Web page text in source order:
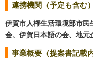
連携機関（予定も含む）
伊賀市人権生活環境部市
会、伊賀日本語の会、地
事業概要（提案書記載